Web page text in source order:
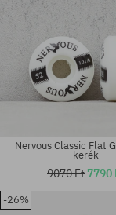
Elérhető méretek:
Nervous Classic Flat
kerék
9070 Ft 7790
-26%